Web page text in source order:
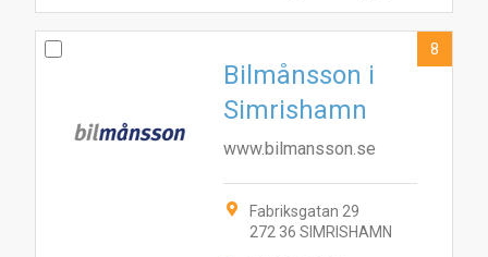
Bilmånsson i
Simrishamn
www.bilmansson.se
Fabriksgatan 29
272 36 SIMRISHAMN
8